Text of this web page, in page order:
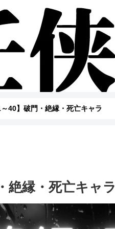
～40】破門・絶縁・死亡キャラ
絶縁・死亡キャラ